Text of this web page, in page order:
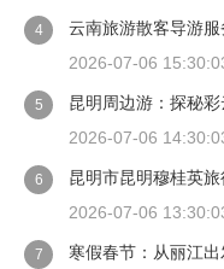
4
云南旅游散客导游
2026-07-06
5
昆明周边游：探秘
2026-07-06
6
昆明市昆明穆桂英
2026-07-06
7 寒假春节：从丽江